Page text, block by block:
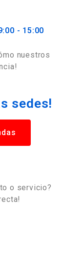
- 15:00
nuestros
sedes!
o servicio?